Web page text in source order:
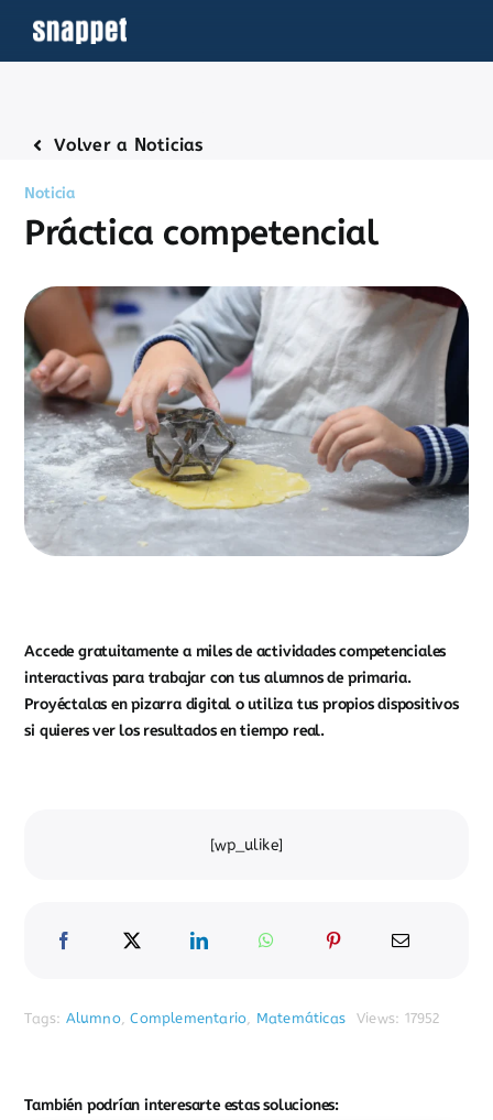
contenido
Volver a Noticias
Noticia
Práctica competencial
Accede gratuitamente a miles de actividades competenciales
interactivas para trabajar con tus alumnos de primaria.
Proyéctalas en pizarra digital o utiliza tus propios dispositivos
si quieres ver los resultados en tiempo real.
[wp_ulike]
Tags: Alumno,Complementario, Matemáticas Views: 17952
También podrían interesarte estas soluciones: